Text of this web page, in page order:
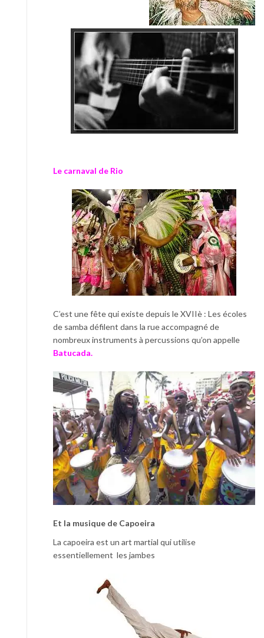
Le carnaval de Rio
C’est une fête qui existe depuis le XVIIè : Les écoles
de samba défilent dans la rue accompagné de
nombreux instruments à percussions qu’on appelle
Batucada.
Et la musique de Capoeira
La capoeira est un art martial qui utilise
essentiellement les jambes